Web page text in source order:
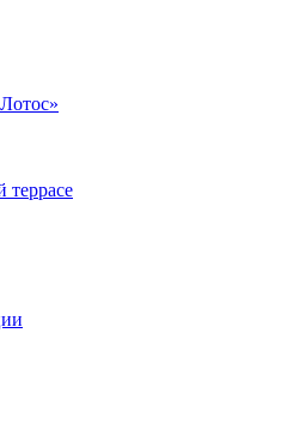
террасе